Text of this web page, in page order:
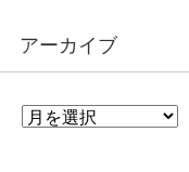
アーカイブ
ア